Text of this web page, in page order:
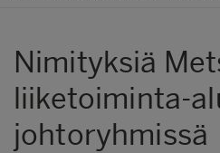
Nimityksiä
liiketoiminta-
johtoryhmissä